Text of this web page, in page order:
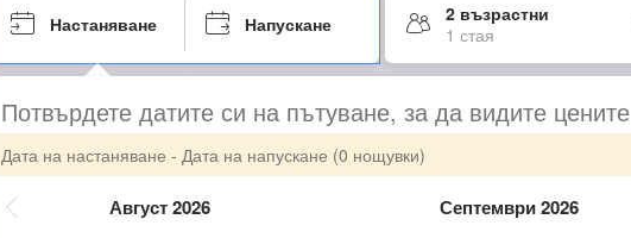
Настаняване Напускане
2 възрастни
1 стая
Потвърдете датите си на пътуване, за да видите цените
Дата на настаняване - Дата на напускане (0 нощувки)
Август 2026 Септември 2026